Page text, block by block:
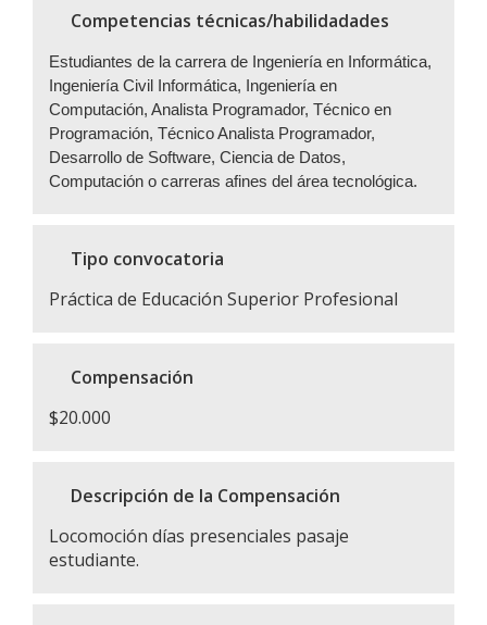
Competencias técnicas/habilidadades
Estudiantes de la carrera de Ingeniería en Informática,
Ingeniería Civil Informática, Ingeniería en
Computación, Analista Programador, Técnico en
Programación, Técnico Analista Programador,
Desarrollo de Software, Ciencia de Datos,
Computación o carreras afines del área tecnológica.
Tipo convocatoria
Práctica de Educación Superior Profesional
Compensación
$20.000
Descripción de la Compensación
Locomoción días presenciales pasaje
estudiante.